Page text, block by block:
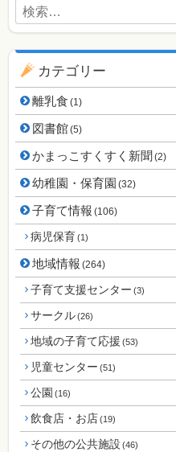
検索:
カテゴリー
離乳食 (1)
図書館(5)
かまっこすくすく新聞 (2)
幼稚園・保育園 (32)
子育て情報 (106)
病児保育(1)
地域情報 (264)
子育て支援センター (3)
サークル(26)
地域の子育て応援 (53)
児童センター (51)
公園 (16)
飲食店・お店(19)
その他の公共施設 (46)